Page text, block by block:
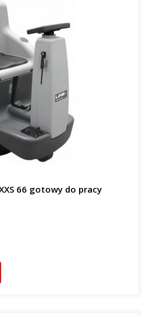
XXS 66 gotowy do pracy